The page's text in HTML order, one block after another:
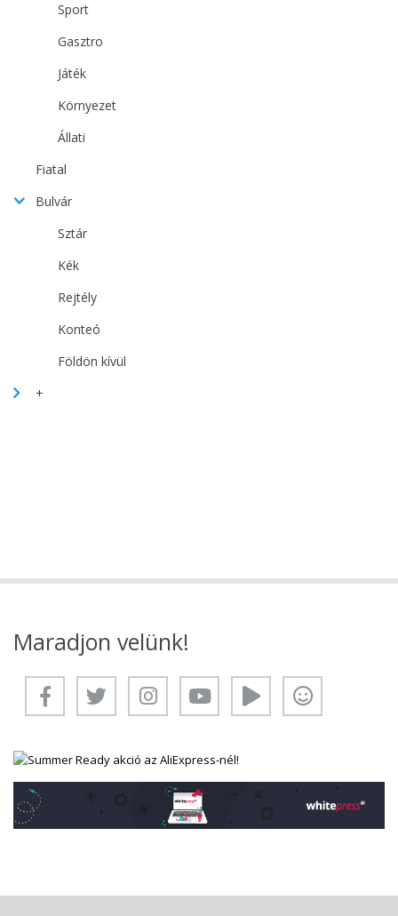
Sport
Gasztro
Játék
Környezet
Állati
Fiatal
Bulvár
Sztár
Kék
Rejtély
Konteó
Földön kívül
+
Maradjon velünk!